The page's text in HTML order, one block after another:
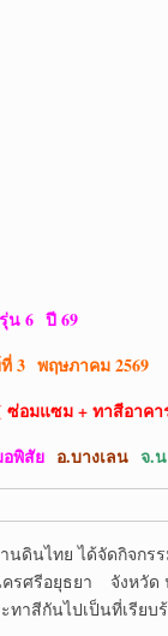
รุ่น 6 ปี 69
3 พฤษภาคม 2569
ซ่อมแซม + ทาสีอาคา
อพิสัย อ.บางเลน จ.
ทย ได้จัดกิจกรรม
ครศรีอยุธยา จังหวั
ทาสีกันไปเป็นที่เรียบ